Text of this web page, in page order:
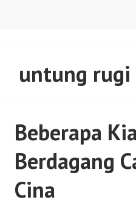
untung rugi
Beberapa
Berdagang
Cina